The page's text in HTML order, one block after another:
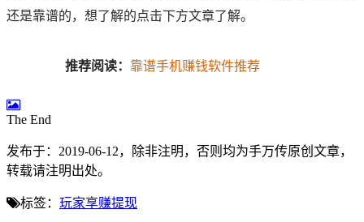
还是靠谱的，想了解的点击下方文章了解。
推荐阅读： 靠谱手机赚钱软件推荐
The End
发布于：2019-06-12，除非注明，否则均为手万传原创文章，
转载请注明出处。
标签： 玩家享赚提现